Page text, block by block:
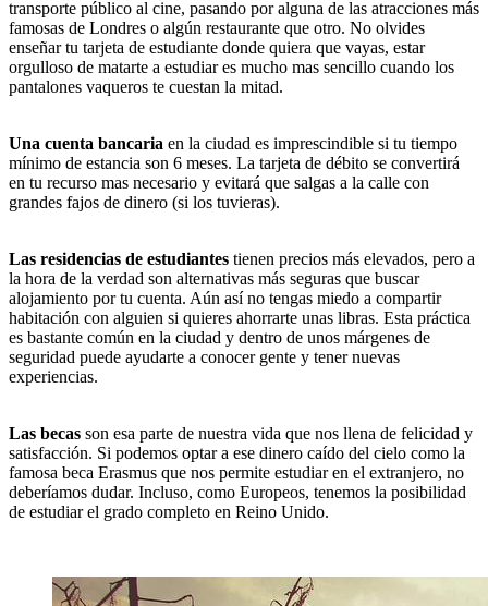
transporte público al cine, pasando por alguna de las atracciones más
famosas de Londres o algún restaurante que otro. No olvides
enseñar tu tarjeta de estudiante donde quiera que vayas, estar
orgulloso de matarte a estudiar es mucho mas sencillo cuando los
pantalones vaqueros te cuestan la mitad.
Una cuenta bancaria en la ciudad es imprescindible si tu tiempo
mínimo de estancia son 6 meses. La tarjeta de débito se convertirá
en tu recurso mas necesario y evitará que salgas a la calle con
grandes fajos de dinero (si los tuvieras).
Las residencias de estudiantes tienen precios más elevados, pero a
la hora de la verdad son alternativas más seguras que buscar
alojamiento por tu cuenta. Aún así no tengas miedo a compartir
habitación con alguien si quieres ahorrarte unas libras. Esta práctica
es bastante común en la ciudad y dentro de unos márgenes de
seguridad puede ayudarte a conocer gente y tener nuevas
experiencias.
Las becas son esa parte de nuestra vida que nos llena de felicidad y
satisfacción. Si podemos optar a ese dinero caído del cielo como la
famosa beca Erasmus que nos permite estudiar en el extranjero, no
deberíamos dudar. Incluso, como Europeos, tenemos la posibilidad
de estudiar el grado completo en Reino Unido.